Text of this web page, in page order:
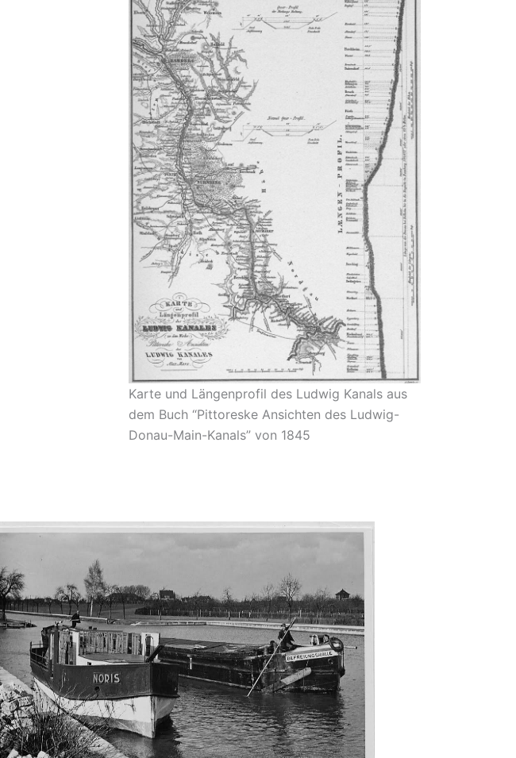
Karte und Längenprofil des Ludwig Kanals aus
dem Buch “Pittoreske Ansichten des Ludwig-
Donau-Main-Kanals” von 1845